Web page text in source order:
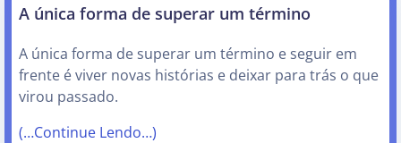
A única forma de superar um término
A única forma de superar um término e seguir em
frente é viver novas histórias e deixar para trás o que
virou passado.
(…Continue Lendo…)